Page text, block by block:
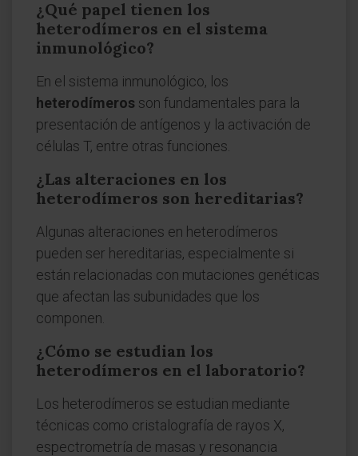
¿Qué papel tienen los
heterodímeros en el sistema
inmunológico?
En el sistema inmunológico, los
heterodímeros son fundamentales para la
presentación de antígenos y la activación de
células T, entre otras funciones.
¿Las alteraciones en los
heterodímeros son hereditarias?
Algunas alteraciones en heterodímeros
pueden ser hereditarias, especialmente si
están relacionadas con mutaciones genéticas
que afectan las subunidades que los
componen.
¿Cómo se estudian los
heterodímeros en el laboratorio?
Los heterodímeros se estudian mediante
técnicas como cristalografía de rayos X,
espectrometría de masas y resonancia